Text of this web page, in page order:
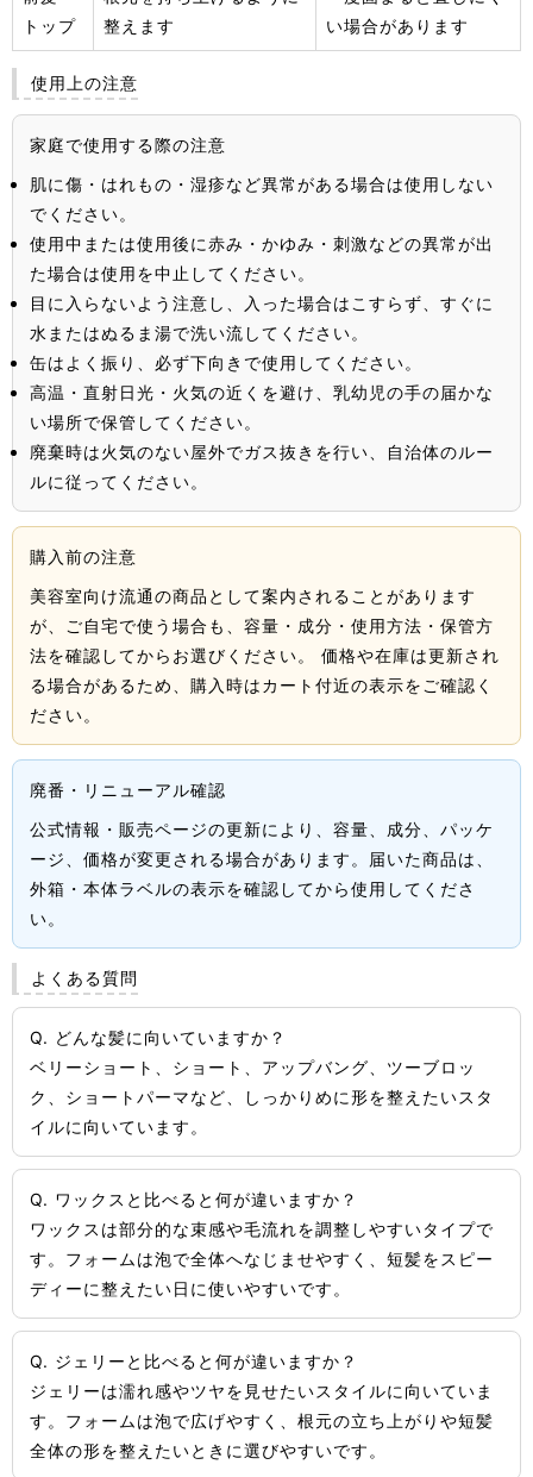
トップ
整えます
い場合があります
使用上の注意
家庭で使用する際の注意
肌に傷・はれもの・湿疹など異常がある場合は使用しない
でください。
使用中または使用後に赤み・かゆみ・刺激などの異常が出
た場合は使用を中止してください。
目に入らないよう注意し、入った場合はこすらず、すぐに
水またはぬるま湯で洗い流してください。
缶はよく振り、必ず下向きで使用してください。
高温・直射日光・火気の近くを避け、乳幼児の手の届かな
い場所で保管してください。
廃棄時は火気のない屋外でガス抜きを行い、自治体のルー
ルに従ってください。
購入前の注意
美容室向け流通の商品として案内されることがあります
が、ご自宅で使う場合も、容量・成分・使用方法・保管方
法を確認してからお選びください。 価格や在庫は更新され
る場合があるため、購入時はカート付近の表示をご確認く
ださい。
廃番・リニューアル確認
公式情報・販売ページの更新により、容量、成分、パッケ
ージ、価格が変更される場合があります。届いた商品は、
外箱・本体ラベルの表示を確認してから使用してくださ
い。
よくある質問
Q. どんな髪に向いていますか？
ベリーショート、ショート、アップバング、ツーブロッ
ク、ショートパーマなど、しっかりめに形を整えたいスタ
イルに向いています。
Q. ワックスと比べると何が違いますか？
ワックスは部分的な束感や毛流れを調整しやすいタイプで
す。フォームは泡で全体へなじませやすく、短髪をスピー
ディーに整えたい日に使いやすいです。
Q. ジェリーと比べると何が違いますか？
ジェリーは濡れ感やツヤを見せたいスタイルに向いていま
す。フォームは泡で広げやすく、根元の立ち上がりや短髪
全体の形を整えたいときに選びやすいです。